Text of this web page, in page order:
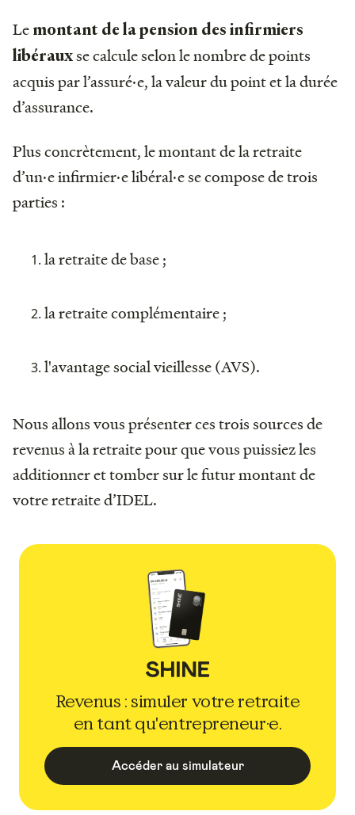
Le montant de la pension des infirmiers
libérauxse calcule selon le nombre de points
acquis par l’assuré·e, la valeur du point et la durée
d’assurance.
Plus concrètement, le montant de la retraite
d’un·e infirmier·e libéral·e se compose de trois
parties :
la retraite de base ;
la retraite complémentaire ;
l'avantage social vieillesse (AVS).
Nous allons vous présenter ces trois sources de
revenus à la retraite pour que vous puissiez les
additionner et tomber sur le futur montant de
votre retraite d’IDEL.
Revenus : simuler votre retraite
en tant qu'entrepreneur·e.
Accéder au simulateur